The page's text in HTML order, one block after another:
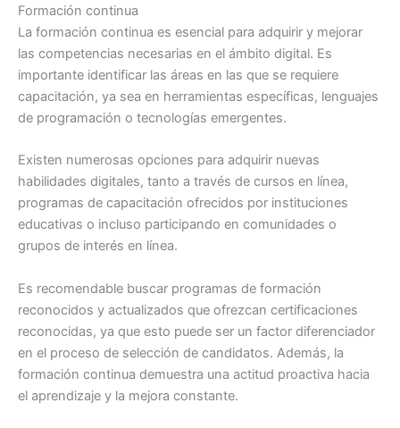
Formación continua
La formación continua es esencial para adquirir y mejorar
las competencias necesarias en el ámbito digital. Es
importante identificar las áreas en las que se requiere
capacitación, ya sea en herramientas específicas, lenguajes
de programación o tecnologías emergentes.
Existen numerosas opciones para adquirir nuevas
habilidades digitales, tanto a través de cursos en línea,
programas de capacitación ofrecidos por instituciones
educativas o incluso participando en comunidades o
grupos de interés en línea.
Es recomendable buscar programas de formación
reconocidos y actualizados que ofrezcan certificaciones
reconocidas, ya que esto puede ser un factor diferenciador
en el proceso de selección de candidatos. Además, la
formación continua demuestra una actitud proactiva hacia
el aprendizaje y la mejora constante.